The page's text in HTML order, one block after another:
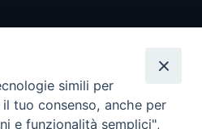
simili per
tuo consenso, anche per
e funzionalità semplici",